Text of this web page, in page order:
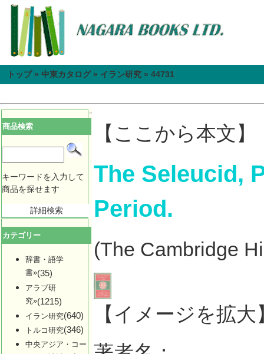
トップ» 中東カタログ» イラン研究 » 44731
商品検索
キーワードを入力して
商品を探せます
詳細検索
カテゴリー
辞書・語学
書»(35)
アラブ研
究»(1215)
イラン研究(640)
トルコ研究(346)
中央アジア・コー
【ここから本文】
The Seleucid,
Period.
(The Cambridge
【イメージを拡大